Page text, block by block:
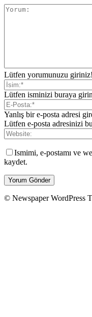
Lütfen yorumunuzu giriniz!
Lütfen isminizi buraya
Yanlış bir e-posta adresi
Lütfen e-posta adresinizi
Ismimi, e-postamı ve
kaydet.
© Newspaper WordPress